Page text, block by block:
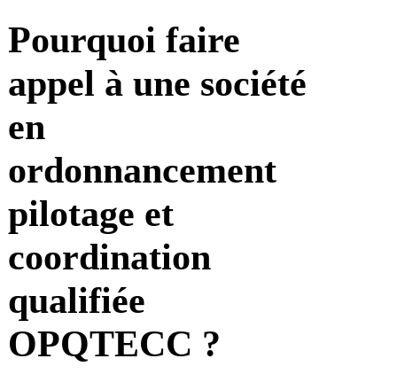
Pourquoi faire
appel à une société
en
ordonnancement
pilotage et
coordination
qualifiée
OPQTECC ?